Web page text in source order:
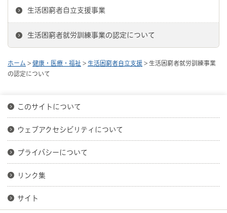
生活困窮者自立支援事業
生活困窮者就労訓練事業の認定について
ホーム > 健康・医療・福祉 > 生活困窮者自立支援 > 生活困窮者就労訓練事業
の認定について
このサイトについて
ウェブアクセシビリティについて
プライバシーについて
リンク集
サイト